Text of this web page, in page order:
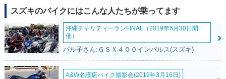
スズキのバイクにはこんな人たちが乗ってます
沖縄チャリティーランFINAL（2019年6月30日開
催）
パル子さん:ＧＳＸ４００インパルス(スズキ)
A&W名護店バイク撮影会(2019年3月16日)